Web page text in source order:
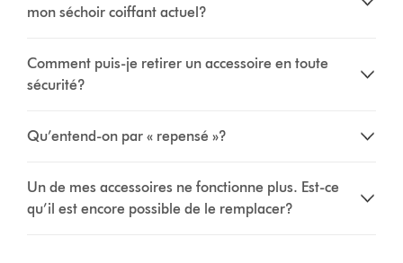
mon séchoir coiffant actuel?
Comment puis-je retirer un accessoire en toute
sécurité?
Qu’entend-on par « repensé »?
Un de mes accessoires ne fonctionne plus. Est-ce
qu’il est encore possible de le remplacer?